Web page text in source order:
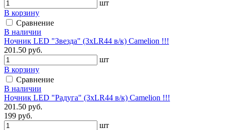
шт
В корзину
Сравнение
В наличии
Ночник LED "Звезда" (3xLR44 в/к) Camelion !!!
201.50 руб.
шт
В корзину
Сравнение
В наличии
Ночник LED "Радуга" (3xLR44 в/к) Camelion !!!
201.50 руб.
199 руб.
шт